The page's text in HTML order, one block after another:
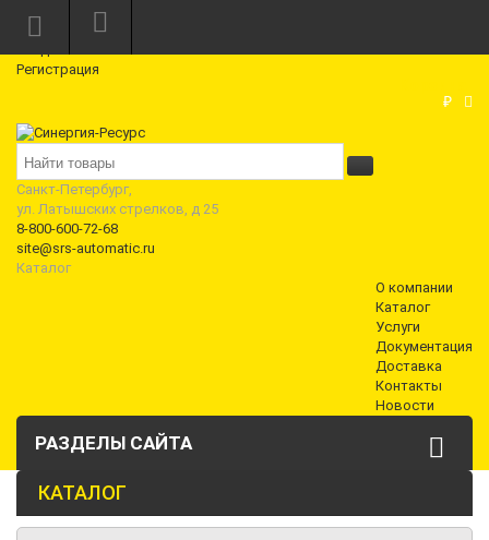
Режим работы: Пн—Пт: 10:00—18:00
Регистрация
₽
Санкт-Петербург,
ул. Латышских стрелков, д 25
8-800-600-72-68
site@srs-automatic.ru
Каталог
О компании
Каталог
Услуги
Документация
Доставка
Контакты
Новости
РАЗДЕЛЫ САЙТА
КАТАЛОГ